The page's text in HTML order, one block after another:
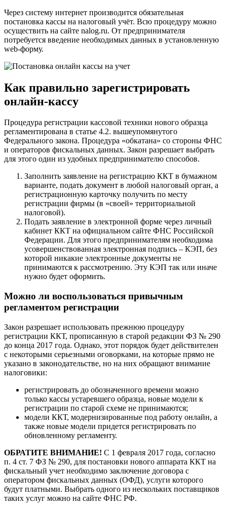
Через систему интернет производится обязательная
постановка кассы на налоговый учёт. Всю процедуру можно
осуществить на сайте nalog.ru. От предпринимателя
потребуется введение необходимых данных в установленную
web-форму.
Как правильно зарегистрировать
онлайн-кассу
Процедура регистрации кассовой техники нового образца
регламентирована в статье 4.2. вышеупомянутого
Федерального закона. Процедура «обкатана» со стороны ФНС
и операторов фискальных данных. Закон разрешает выбрать
для этого один из удобных предпринимателю способов.
Заполнить заявление на регистрацию ККТ в бумажном
варианте, подать документ в любой налоговый орган, а
регистрационную карточку получить по месту
регистрации фирмы (в «своей» территориальной
налоговой).
Подать заявление в электронной форме через личный
кабинет ККТ на официальном сайте ФНС Российской
Федерации. Для этого предпринимателям необходима
усовершенствованная электронная подпись – КЭП, без
которой никакие электронные документы не
принимаются к рассмотрению. Эту КЭП так или иначе
нужно будет оформить.
Можно ли воспользоваться привычным
регламентом регистрации
Закон разрешает использовать прежнюю процедуру
регистрации ККТ, прописанную в старой редакции ФЗ № 290
до конца 2017 года. Однако, этот порядок будет действителен
с некоторыми серьезными оговорками, на которые прямо не
указано в законодательстве, но на них обращают внимание
налоговики:
регистрировать до обозначенного времени можно
только кассы устаревшего образца, новые модели к
регистрации по старой схеме не принимаются;
модели ККТ, модернизированные под работу онлайн, а
также новые модели придется регистрировать по
обновленному регламенту.
ОБРАТИТЕ ВНИМАНИЕ! С 1 февраля 2017 года, согласно
п. 4 ст. 7 ФЗ № 290, для постановки нового аппарата ККТ на
фискальный учет необходимо заключение договора с
оператором фискальных данных (ОФД), услуги которого
будут платными. Выбрать одного из нескольких поставщиков
таких услуг можно на сайте ФНС РФ.